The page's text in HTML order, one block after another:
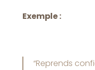
Exemple :
“Reprends